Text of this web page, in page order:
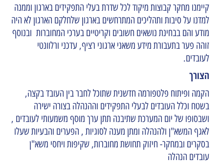
קיימנו מחקר קבוצות מיקוד לכל שדרת בעלי התפקידים בארגון וממנה
למדנו על סיבות ותהליכים המתרחשים בארגון שלחלקם הארגון לא היה
מודע והם בבחינת נושאים חשובים וקריטיים בערכי המחוברות ובנוסף
זוהה פער בתעבורת מידע משאני ארגוני רציף, עדכני ורלוונטי
לעובדים.
הצורך
הקמה ופיתוח פלטפורמה חדשנית שתוכל לחבר בין העובד בקצה,
בשטח וכלל העובדים לבעלי התפקידים וההנהלה בצורה ישירה
ושבסופו של יום המערכת שתיבנה תתן ערך מוסף משמעותי לעובדים ,
לאגף המשא"ן ולהנהלה ומתן מענה לסוגיות , הפערים והבעיות שעלו
בסקרים ובמחקר- חיזוק תחושת מחוברות, שקיפות ויחסי משא"ן
עובדים הנהלה